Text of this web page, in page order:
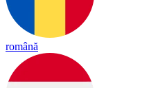
română